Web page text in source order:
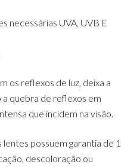
necessárias UVA, UVB E
os reflexos de luz, deixa a
a quebra de reflexos em
que incidem na visão.
possuem garantia de 1
descoloração ou